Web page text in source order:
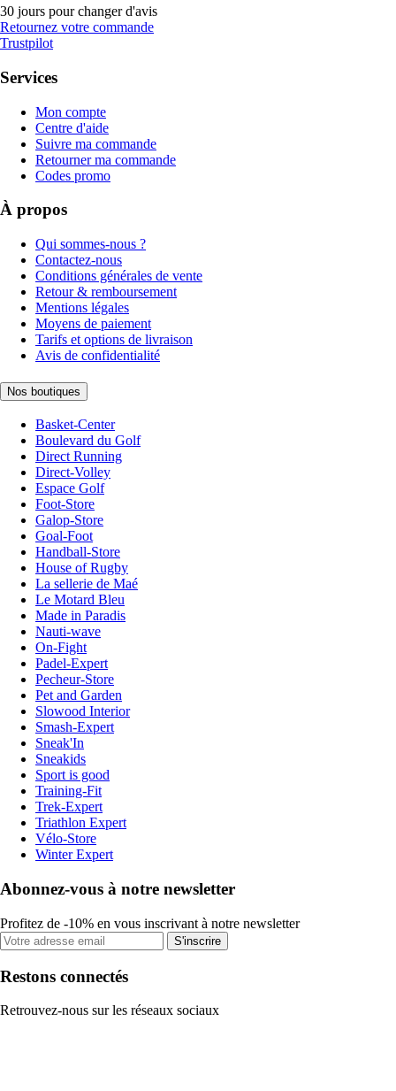
30 jours pour changer d'avis
Retournez votre commande
Trustpilot
Services
Mon compte
Centre d'aide
Suivre ma commande
Retourner ma commande
Codes promo
À propos
Qui sommes-nous ?
Contactez-nous
Conditions générales de vente
Retour & remboursement
Mentions légales
Moyens de paiement
Tarifs et options de livraison
Avis de confidentialité
Nos boutiques
Basket-Center
Boulevard du Golf
Direct Running
Direct-Volley
Espace Golf
Foot-Store
Galop-Store
Goal-Foot
Handball-Store
House of Rugby
La sellerie de Maé
Le Motard Bleu
Made in Paradis
Nauti-wave
On-Fight
Padel-Expert
Pecheur-Store
Pet and Garden
Slowood Interior
Smash-Expert
Sneak'In
Sneakids
Sport is good
Training-Fit
Trek-Expert
Triathlon Expert
Vélo-Store
Winter Expert
Abonnez-vous à notre newsletter
Profitez de -10% en vous inscrivant à notre newsletter
S'inscrire
Restons connectés
Retrouvez-nous sur les réseaux sociaux